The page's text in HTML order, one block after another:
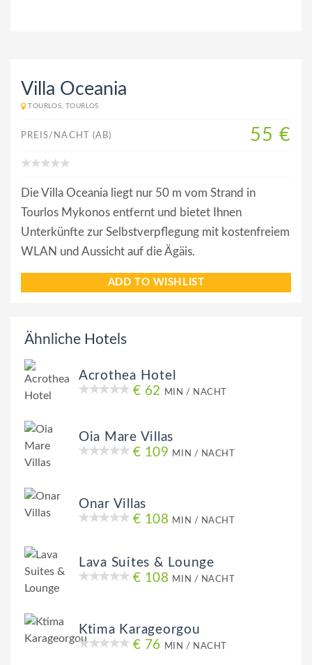
Villa Oceania
TOURLOS, TOURLOS
PREIS/NACHT (AB) 55 €
Die Villa Oceania liegt nur 50 m vom Strand in
Tourlos Mykonos entfernt und bietet Ihnen
Unterkünfte zur Selbstverpflegung mit kostenfreiem
WLAN und Aussicht auf die Ägäis.
ADD TO WISHLIST
Ähnliche Hotels
Acrothea Hotel
€ 62
MIN / NACHT
Oia Mare Villas
€ 109 MIN / NACHT
Onar Villas
€ 108 MIN / NACHT
Lava Suites & Lounge
€ 108 MIN / NACHT
Ktima Karageorgou
€ 76 MIN / NACHT